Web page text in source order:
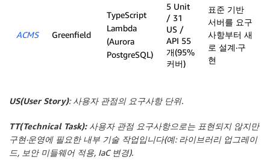
ACMS Greenfield
TypeScript
Lambda
(Aurora
PostgreSQL)
5 Unit
/ 31
US /
API 55
개(95%
커버)
표준 기반
서버를 요구
사항부터 새
로 설계·구
현
US(User Story): 사용자 관점의 요구사항 단위.
TT(Technical Task): 사용자 관점 요구사항으로는 표현되지 않지만
구현·운영에 필요한 내부 기술 작업입니다(예: 라이브러리 업그레이
드, 보안 미들웨어 적용, IaC 변경).